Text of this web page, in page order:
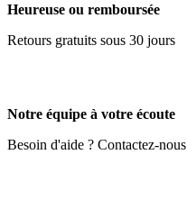
Heureuse ou remboursée
Retours gratuits sous 30 jours
Notre équipe à votre écoute
Besoin d'aide ? Contactez-nous